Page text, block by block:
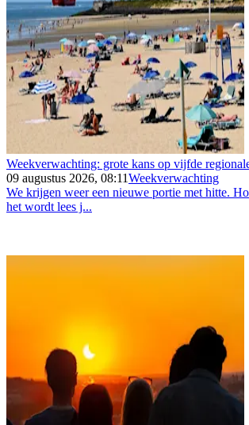
Weekverwachting: grote kans op vijfde
09 augustus 2026, 08:11Weekverwachting
We krijgen weer een nieuwe portie met hitte.
het wordt lees j...